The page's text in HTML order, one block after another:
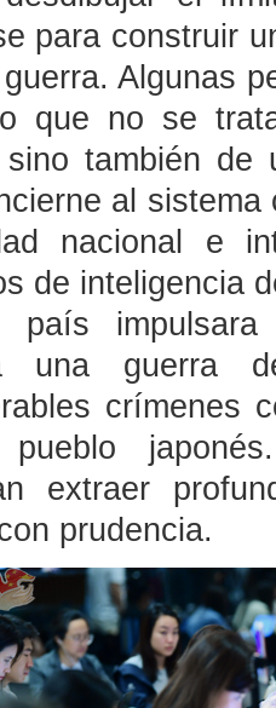
para construir
Algunas
que no se
sino también de
al
nacional e
de inteligencia
país impulsara
una guerra
crímenes
pueblo
extraer
prudencia.